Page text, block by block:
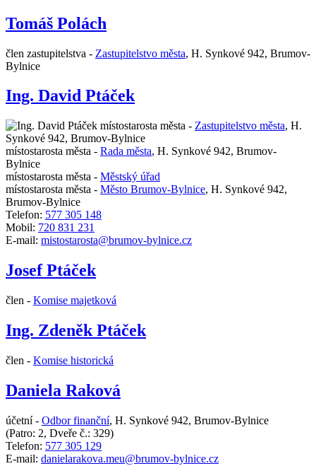
Tomáš Polách
člen zastupitelstva - Zastupitelstvo města, H. Synkové 942, Brumov-
Bylnice
Ing. David Ptáček
místostarosta města - Zastupitelstvo města, H.
Synkové 942, Brumov-Bylnice
místostarosta města - Rada města, H. Synkové 942, Brumov-
Bylnice
místostarosta města - Městský úřad
místostarosta města - Město Brumov-Bylnice, H. Synkové 942,
Brumov-Bylnice
Telefon: 577 305 148
Mobil: 720 831 231
E-mail: mistostarosta@brumov-bylnice.cz
Josef Ptáček
člen - Komise majetková
Ing. Zdeněk Ptáček
člen - Komise historická
Daniela Raková
účetní - Odbor finanční, H. Synkové 942, Brumov-Bylnice
(Patro: 2, Dveře č.: 329)
Telefon: 577 305 129
E-mail: danielarakova.meu@brumov-bylnice.cz